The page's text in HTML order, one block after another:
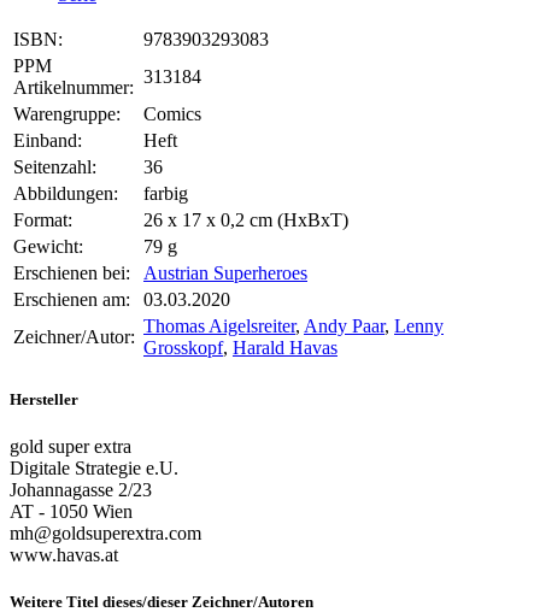
ISBN:
9783903293083
PPM
Artikelnummer:
313184
Warengruppe:
Comics
Einband:
Heft
Seitenzahl:
36
Abbildungen:
farbig
Format:
26 x 17 x 0,2 cm (HxBxT)
Gewicht:
79 g
Erschienen bei:
Austrian Superheroes
Erschienen am:
03.03.2020
Zeichner/Autor:
Thomas Aigelsreiter, Andy Paar, Lenny
Grosskopf, Harald Havas
Hersteller
gold super extra
Digitale Strategie e.U.
Johannagasse 2/23
AT - 1050 Wien
mh@goldsuperextra.com
www.havas.at
Weitere Titel dieses/dieser Zeichner/Autoren